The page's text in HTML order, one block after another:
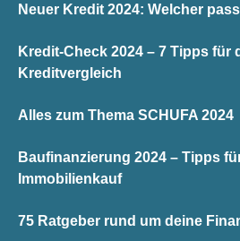
Neuer Kredit 2024: Welcher
Kredit-Check 2024 – 7 Tipps für
Kreditvergleich
Alles zum Thema SCHUFA 2024
Baufinanzierung 2024 – Tipps
Immobilienkauf
75 Ratgeber rund um deine